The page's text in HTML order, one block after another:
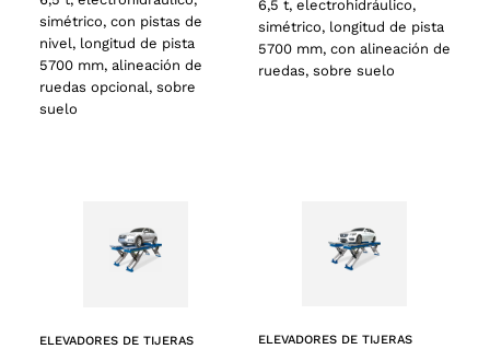
simétrico, con pistas de
nivel, longitud de pista
5700 mm, alineación de
ruedas opcional, sobre
suelo
6,5 t, electrohidráulico,
simétrico, longitud de pista
5700 mm, con alineación de
ruedas, sobre suelo
ELEVADORES DE TIJERAS ELEVADORES DE TIJERAS